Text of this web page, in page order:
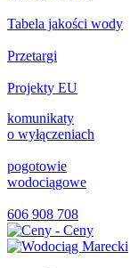
Tabela jakości wody
Przetargi
Projekty EU
komunikaty
o wyłączeniach
pogotowie
wodociągowe
606 908 708